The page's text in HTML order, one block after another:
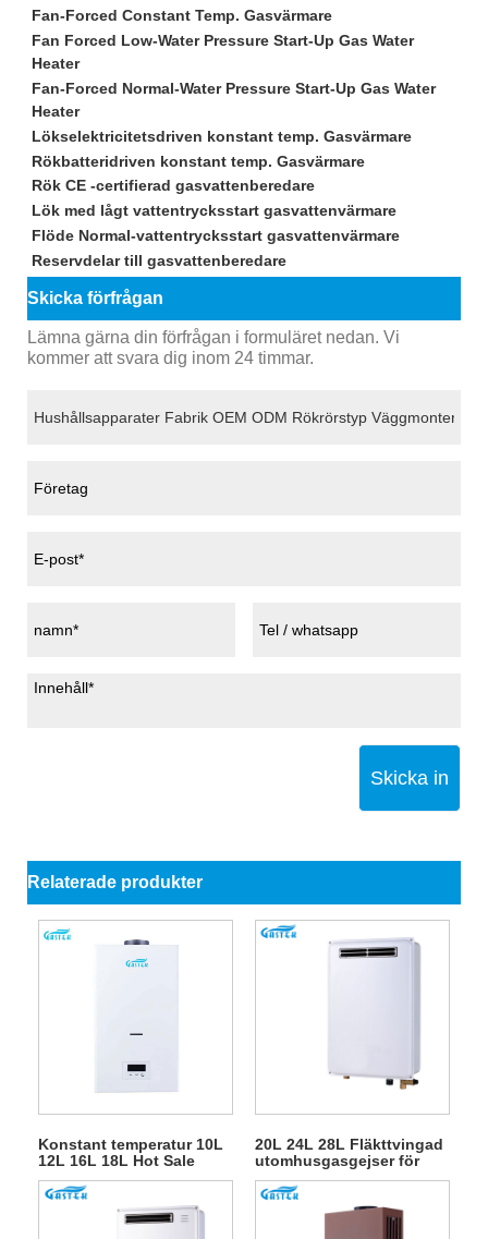
Fan-Forced Constant Temp. Gasvärmare
Fan Forced Low-Water Pressure Start-Up Gas Water
Heater
Fan-Forced Normal-Water Pressure Start-Up Gas Water
Heater
Lökselektricitetsdriven konstant temp. Gasvärmare
Rökbatteridriven konstant temp. Gasvärmare
Rök CE -certifierad gasvattenberedare
Lök med lågt vattentrycksstart gasvattenvärmare
Flöde Normal-vattentrycksstart gasvattenvärmare
Reservdelar till gasvattenberedare
Skicka förfrågan
Lämna gärna din förfrågan i formuläret nedan. Vi
kommer att svara dig inom 24 timmar.
Skicka in
Relaterade produkter
Konstant temperatur 10L
12L 16L 18L Hot Sale
Rökrörstyp
Väggmonterad Tanklös
Instant LPG Naturligt
Varmvatten Gas
20L 24L 28L Fläkttvingad
utomhusgasgejser för
varmvattendusch